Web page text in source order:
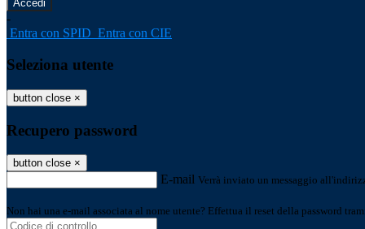
-
Entra con SPID Entra con CIE
Seleziona utente
button close ×
Recupero password
button close ×
E-mail Verrà inviato un messaggio
Non hai una e-mail associata al nome utente? Effettua il reset della password